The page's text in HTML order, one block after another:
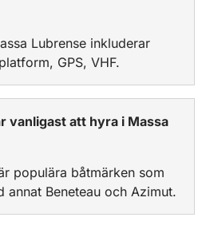
Lubrense inkluderar
GPS, VHF.
vanligast att hyra i Massa
populära båtmärken som
annat Beneteau och Azimut.